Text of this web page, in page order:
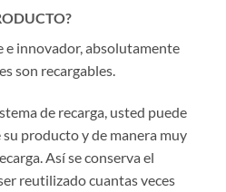
e innovador, absolutamente
son recargables.
de recarga, usted puede
producto y de manera muy
Así se conserva el
reutilizado cuantas veces